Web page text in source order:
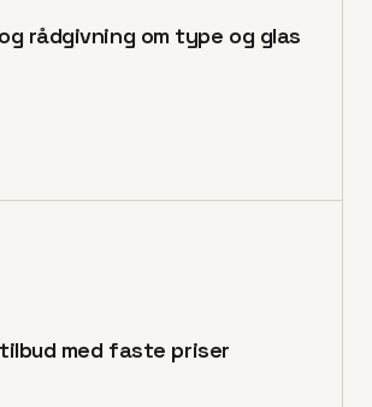
rådgivning om type og glas
med faste priser